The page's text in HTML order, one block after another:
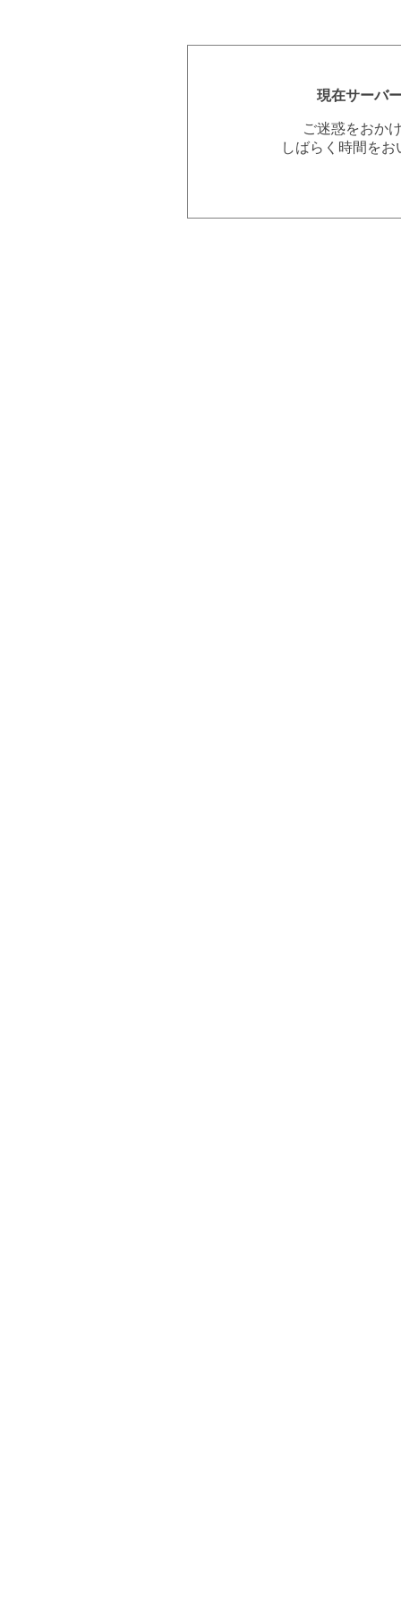
現在サーバ
ご迷惑をおか
しばらく時間を